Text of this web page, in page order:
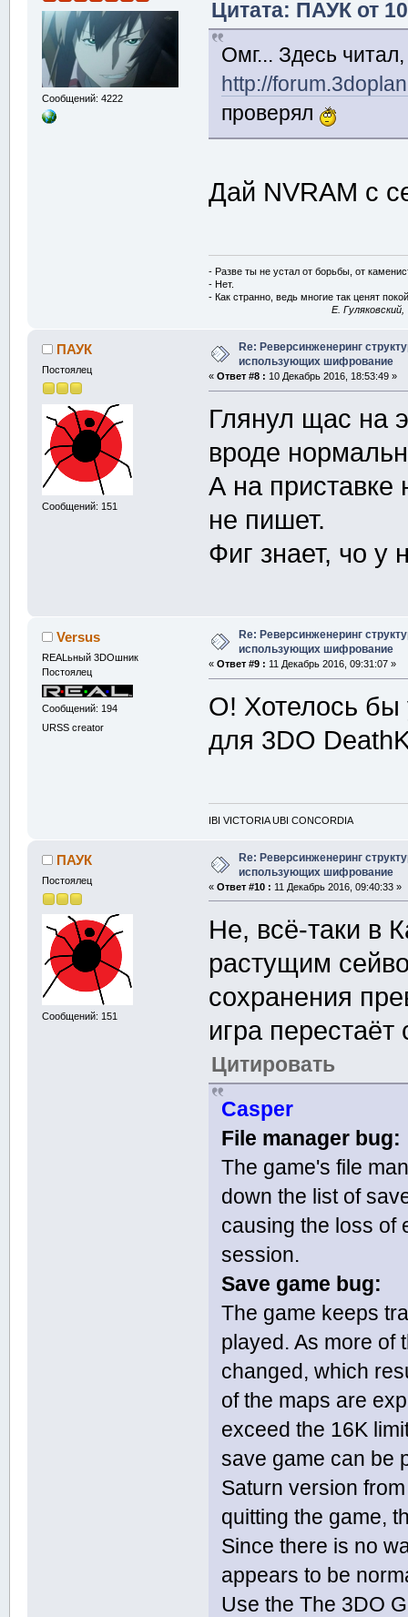
Сообщений: 4222
Цитата: ПАУК от
Омг... Здесь
http://
проверял
Дай NVRAM с
- Разве ты не устал от борьбы, от
- Нет.
- Как странно, ведь многие так ценят
E.
ПАУК
Постоялец
Сообщений: 151
Re: Реверсинженеринг
использующих шифрование
«Ответ #8 : 10 Декабрь 2016, 18:53:49 »
Глянул щас на
вроде
А на приставке
не пишет.
Фиг знает, чо у
Versus
REALьный 3DOшник
Постоялец
Сообщений: 194
URSS creator
Re: Реверсинженеринг
использующих шифрование
«Ответ #9 : 11 Декабрь 2016, 09:31:07 »
О! Хотелось бы
для 3DO
IBI VICTORIA UBI CONCORDIA
ПАУК
Постоялец
Сообщений: 151
Re: Реверсинженеринг
использующих шифрование
«Ответ #10 : 11 Декабрь 2016, 09:40:33 »
Не, всё-таки в
растущим
сохранения
игра перестаёт
Цитировать
Casper
File manager bug:
The game's file
down the list of
causing the loss of
session.
Save game bug:
The game keeps
played. As more of
changed, which
of the maps are
exceed the 16K
save game can be
Saturn version
quitting the game,
Since there is no
appears to be
Use the The 3DO